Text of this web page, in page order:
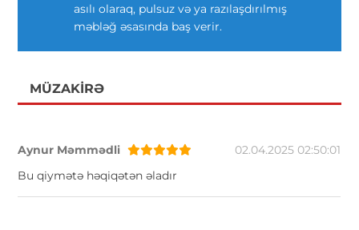
asılı olaraq, pulsuz və ya razılaşdırılmış
məbləğ əsasında baş verir.
MÜZAKIRƏ
Aynur Məmmədli
02.04.2025 02:50:01
Bu qiymətə həqiqətən əladır